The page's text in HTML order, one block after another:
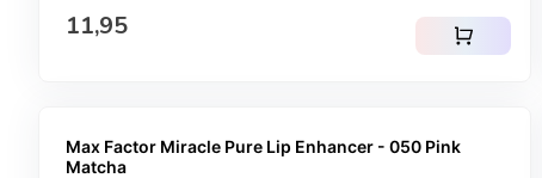
Regulärer Preis
11,95 shopping_cart
Max Factor Miracle Pure Lip Enhancer - 050 Pink
Matcha